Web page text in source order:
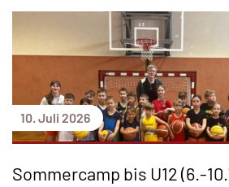
10. Juli 2026
Sommercamp bis U12 (6.-